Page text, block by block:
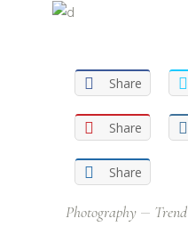
Share
Share
Share
Photography Trend